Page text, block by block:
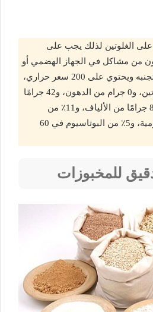
على الغلوتين لذلك يجب على
من مشاكل في الجهاز الهضمي أو
عدم تحمل الغلوتين تجنبه ويحتوي على 200 سعر حراري،
و8 جرامات من البروتين، و0 جرام من الدهون، و42 جرامًا
من الكربوهيدرات، و8 جرامًا من الألياف، و11٪ من
احتياجات الحديد اليومية، و5٪ من البوتاسيوم في 60
للمخبوزات